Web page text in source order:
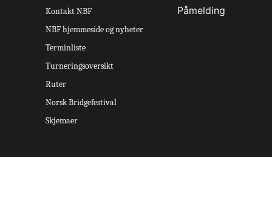
Kontakt NBF
NBF hjemmeside og nyheter
Terminliste
Turneringsoversikt
Ruter
Norsk Bridgefestival
Skjemaer
Påmelding